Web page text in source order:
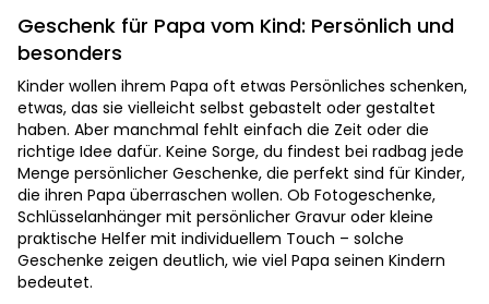
Geschenk für Papa vom Kind: Persönlich und
besonders
Kinder wollen ihrem Papa oft etwas Persönliches schenken,
etwas, das sie vielleicht selbst gebastelt oder gestaltet
haben. Aber manchmal fehlt einfach die Zeit oder die
richtige Idee dafür. Keine Sorge, du findest bei radbag jede
Menge persönlicher Geschenke, die perfekt sind für Kinder,
die ihren Papa überraschen wollen. Ob Fotogeschenke,
Schlüsselanhänger mit persönlicher Gravur oder kleine
praktische Helfer mit individuellem Touch – solche
Geschenke zeigen deutlich, wie viel Papa seinen Kindern
bedeutet.